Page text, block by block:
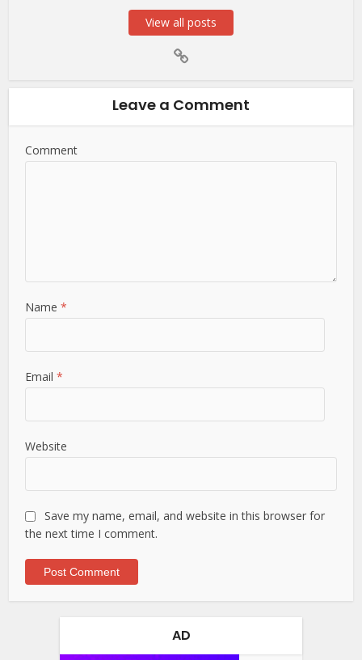
View all posts
Leave a Comment
Comment
Name*
Email*
Website
Save my name, email, and website in this browser for
the next time I comment.
AD